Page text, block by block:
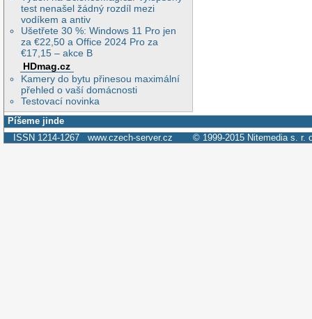
test nenašel žádný rozdíl mezi
vodíkem a antiv
Ušetřete 30 %: Windows 11 Pro jen
za €22,50 a Office 2024 Pro za
€17,15 – akce B
HDmag.cz
Kamery do bytu přinesou maximální
přehled o vaší domácnosti
Testovací novinka
Píšeme jinde
ISSN 1214-1267 www.czech-server.cz © 1999-2015 Nitemedia s. r.